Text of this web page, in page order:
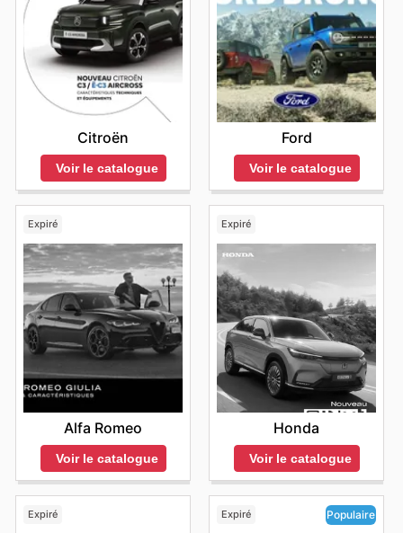
Citroën
Voir le catalogue
Ford
Voir le catalogue
Expiré
Alfa Romeo
Voir le catalogue
Expiré
Honda
Voir le catalogue
Expiré Expiré Populaire